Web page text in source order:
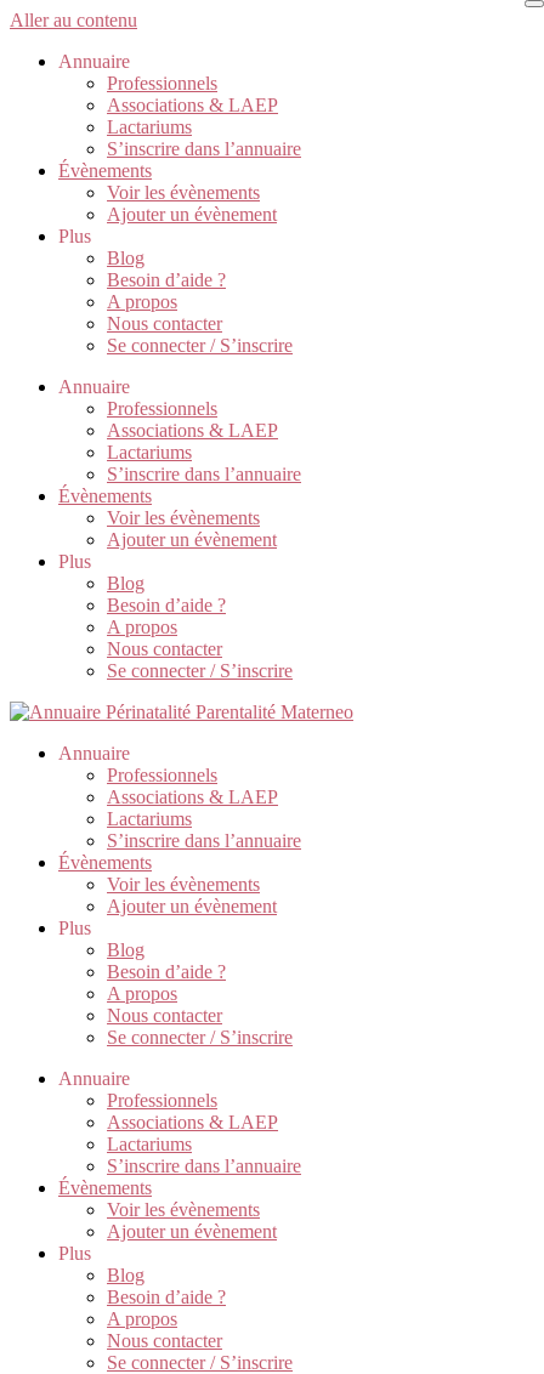
Aller au contenu
Annuaire
Professionnels
Associations & LAEP
Lactariums
S’inscrire dans l’annuaire
Évènements
Voir les évènements
Ajouter un évènement
Plus
Blog
Besoin d’aide ?
A propos
Nous contacter
Se connecter / S’inscrire
Annuaire
Professionnels
Associations & LAEP
Lactariums
S’inscrire dans l’annuaire
Évènements
Voir les évènements
Ajouter un évènement
Plus
Blog
Besoin d’aide ?
A propos
Nous contacter
Se connecter / S’inscrire
Annuaire
Professionnels
Associations & LAEP
Lactariums
S’inscrire dans l’annuaire
Évènements
Voir les évènements
Ajouter un évènement
Plus
Blog
Besoin d’aide ?
A propos
Nous contacter
Se connecter / S’inscrire
Annuaire
Professionnels
Associations & LAEP
Lactariums
S’inscrire dans l’annuaire
Évènements
Voir les évènements
Ajouter un évènement
Plus
Blog
Besoin d’aide ?
A propos
Nous contacter
Se connecter / S’inscrire